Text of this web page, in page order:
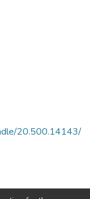
20.500.14143/